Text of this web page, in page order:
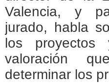
Valencia, y
jurado, habla
los
valoración
determinar los